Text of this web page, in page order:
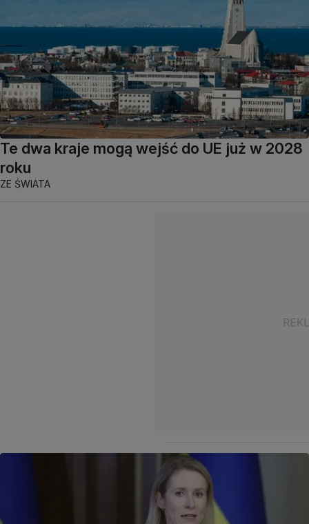
Te dwa kraje mogą wejść do UE już w 2028
roku
ZE ŚWIATA